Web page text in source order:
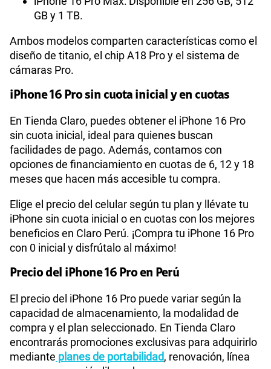
GB y 1 TB.
Ambos modelos comparten características como el
diseño de titanio, el chip A18 Pro y el sistema de
cámaras Pro.
iPhone 16 Pro sin cuota inicial y en cuotas
En Tienda Claro, puedes obtener el iPhone 16 Pro
sin cuota inicial, ideal para quienes buscan
facilidades de pago. Además, contamos con
opciones de financiamiento en cuotas de 6, 12 y 18
meses que hacen más accesible tu compra.
Elige el precio del celular según tu plan y llévate tu
iPhone sin cuota inicial o en cuotas con los mejores
beneficios en Claro Perú. ¡Compra tu iPhone 16 Pro
con 0 inicial y disfrútalo al máximo!
Precio del iPhone 16 Pro en Perú
El precio del iPhone 16 Pro puede variar según la
capacidad de almacenamiento, la modalidad de
compra y el plan seleccionado. En Tienda Claro
encontrarás promociones exclusivas para adquirirlo
mediante planes de portabilidad, renovación, línea